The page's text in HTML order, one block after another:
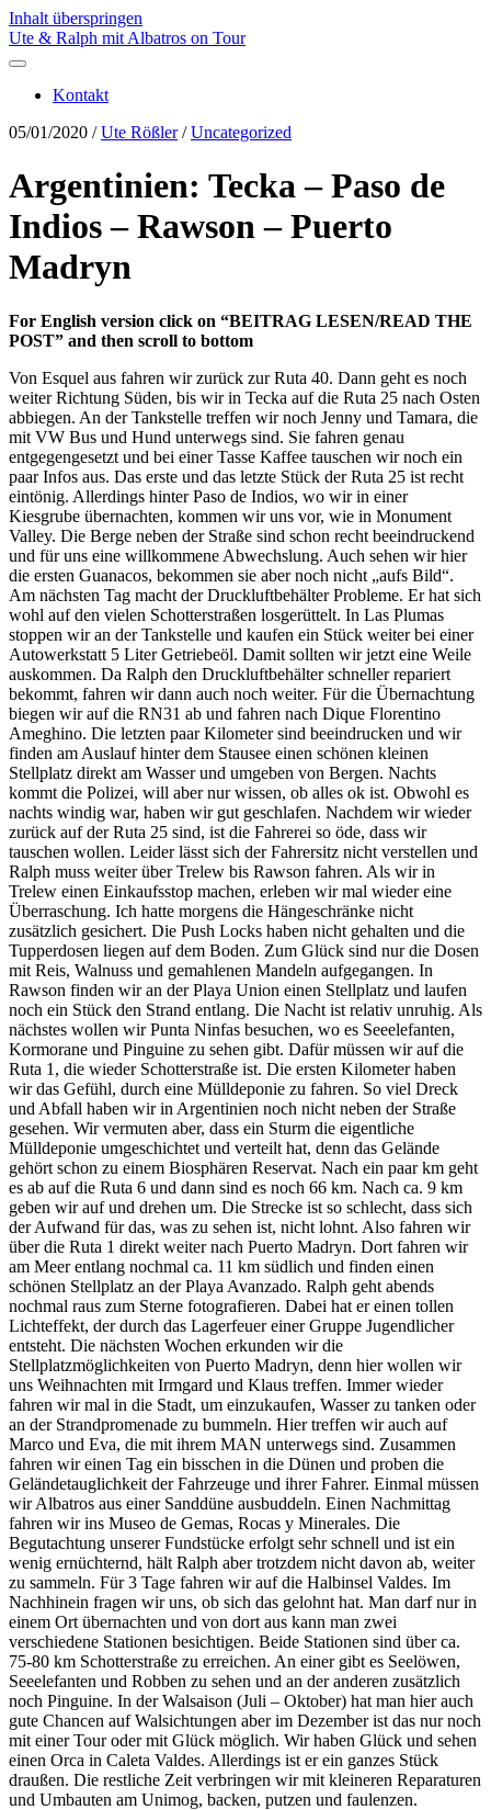
Inhalt überspringen
Ute & Ralph mit Albatros on Tour
Kontakt
05/01/2020 /Ute Rößler /Uncategorized
Argentinien: Tecka – Paso de
Indios – Rawson – Puerto
Madryn
For English version click on “BEITRAG LESEN/READ THE
POST” and then scroll to bottom
Von Esquel aus fahren wir zurück zur Ruta 40. Dann geht es noch
weiter Richtung Süden, bis wir in Tecka auf die Ruta 25 nach Osten
abbiegen. An der Tankstelle treffen wir noch Jenny und Tamara, die
mit VW Bus und Hund unterwegs sind. Sie fahren genau
entgegengesetzt und bei einer Tasse Kaffee tauschen wir noch ein
paar Infos aus. Das erste und das letzte Stück der Ruta 25 ist recht
eintönig. Allerdings hinter Paso de Indios, wo wir in einer
Kiesgrube übernachten, kommen wir uns vor, wie in Monument
Valley. Die Berge neben der Straße sind schon recht beeindruckend
und für uns eine willkommene Abwechslung. Auch sehen wir hier
die ersten Guanacos, bekommen sie aber noch nicht „aufs Bild“.
Am nächsten Tag macht der Druckluftbehälter Probleme. Er hat sich
wohl auf den vielen Schotterstraßen losgerüttelt. In Las Plumas
stoppen wir an der Tankstelle und kaufen ein Stück weiter bei einer
Autowerkstatt 5 Liter Getriebeöl. Damit sollten wir jetzt eine Weile
auskommen. Da Ralph den Druckluftbehälter schneller repariert
bekommt, fahren wir dann auch noch weiter. Für die Übernachtung
biegen wir auf die RN31 ab und fahren nach Dique Florentino
Ameghino. Die letzten paar Kilometer sind beeindrucken und wir
finden am Auslauf hinter dem Stausee einen schönen kleinen
Stellplatz direkt am Wasser und umgeben von Bergen. Nachts
kommt die Polizei, will aber nur wissen, ob alles ok ist. Obwohl es
nachts windig war, haben wir gut geschlafen. Nachdem wir wieder
zurück auf der Ruta 25 sind, ist die Fahrerei so öde, dass wir
tauschen wollen. Leider lässt sich der Fahrersitz nicht verstellen und
Ralph muss weiter über Trelew bis Rawson fahren. Als wir in
Trelew einen Einkaufsstop machen, erleben wir mal wieder eine
Überraschung. Ich hatte morgens die Hängeschränke nicht
zusätzlich gesichert. Die Push Locks haben nicht gehalten und die
Tupperdosen liegen auf dem Boden. Zum Glück sind nur die Dosen
mit Reis, Walnuss und gemahlenen Mandeln aufgegangen. In
Rawson finden wir an der Playa Union einen Stellplatz und laufen
noch ein Stück den Strand entlang. Die Nacht ist relativ unruhig. Als
nächstes wollen wir Punta Ninfas besuchen, wo es Seeelefanten,
Kormorane und Pinguine zu sehen gibt. Dafür müssen wir auf die
Ruta 1, die wieder Schotterstraße ist. Die ersten Kilometer haben
wir das Gefühl, durch eine Mülldeponie zu fahren. So viel Dreck
und Abfall haben wir in Argentinien noch nicht neben der Straße
gesehen. Wir vermuten aber, dass ein Sturm die eigentliche
Mülldeponie umgeschichtet und verteilt hat, denn das Gelände
gehört schon zu einem Biosphären Reservat. Nach ein paar km geht
es ab auf die Ruta 6 und dann sind es noch 66 km. Nach ca. 9 km
geben wir auf und drehen um. Die Strecke ist so schlecht, dass sich
der Aufwand für das, was zu sehen ist, nicht lohnt. Also fahren wir
über die Ruta 1 direkt weiter nach Puerto Madryn. Dort fahren wir
am Meer entlang nochmal ca. 11 km südlich und finden einen
schönen Stellplatz an der Playa Avanzado. Ralph geht abends
nochmal raus zum Sterne fotografieren. Dabei hat er einen tollen
Lichteffekt, der durch das Lagerfeuer einer Gruppe Jugendlicher
entsteht. Die nächsten Wochen erkunden wir die
Stellplatzmöglichkeiten von Puerto Madryn, denn hier wollen wir
uns Weihnachten mit Irmgard und Klaus treffen. Immer wieder
fahren wir mal in die Stadt, um einzukaufen, Wasser zu tanken oder
an der Strandpromenade zu bummeln. Hier treffen wir auch auf
Marco und Eva, die mit ihrem MAN unterwegs sind. Zusammen
fahren wir einen Tag ein bisschen in die Dünen und proben die
Geländetauglichkeit der Fahrzeuge und ihrer Fahrer. Einmal müssen
wir Albatros aus einer Sanddüne ausbuddeln. Einen Nachmittag
fahren wir ins Museo de Gemas, Rocas y Minerales. Die
Begutachtung unserer Fundstücke erfolgt sehr schnell und ist ein
wenig ernüchternd, hält Ralph aber trotzdem nicht davon ab, weiter
zu sammeln. Für 3 Tage fahren wir auf die Halbinsel Valdes. Im
Nachhinein fragen wir uns, ob sich das gelohnt hat. Man darf nur in
einem Ort übernachten und von dort aus kann man zwei
verschiedene Stationen besichtigen. Beide Stationen sind über ca.
75-80 km Schotterstraße zu erreichen. An einer gibt es Seelöwen,
Seeelefanten und Robben zu sehen und an der anderen zusätzlich
noch Pinguine. In der Walsaison (Juli – Oktober) hat man hier auch
gute Chancen auf Walsichtungen aber im Dezember ist das nur noch
mit einer Tour oder mit Glück möglich. Wir haben Glück und sehen
einen Orca in Caleta Valdes. Allerdings ist er ein ganzes Stück
draußen. Die restliche Zeit verbringen wir mit kleineren Reparaturen
und Umbauten am Unimog, backen, putzen und faulenzen.